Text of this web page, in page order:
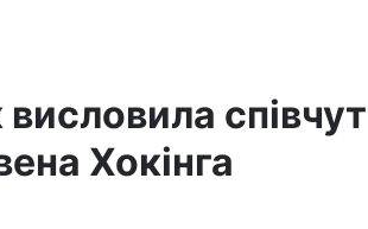
Хокінга